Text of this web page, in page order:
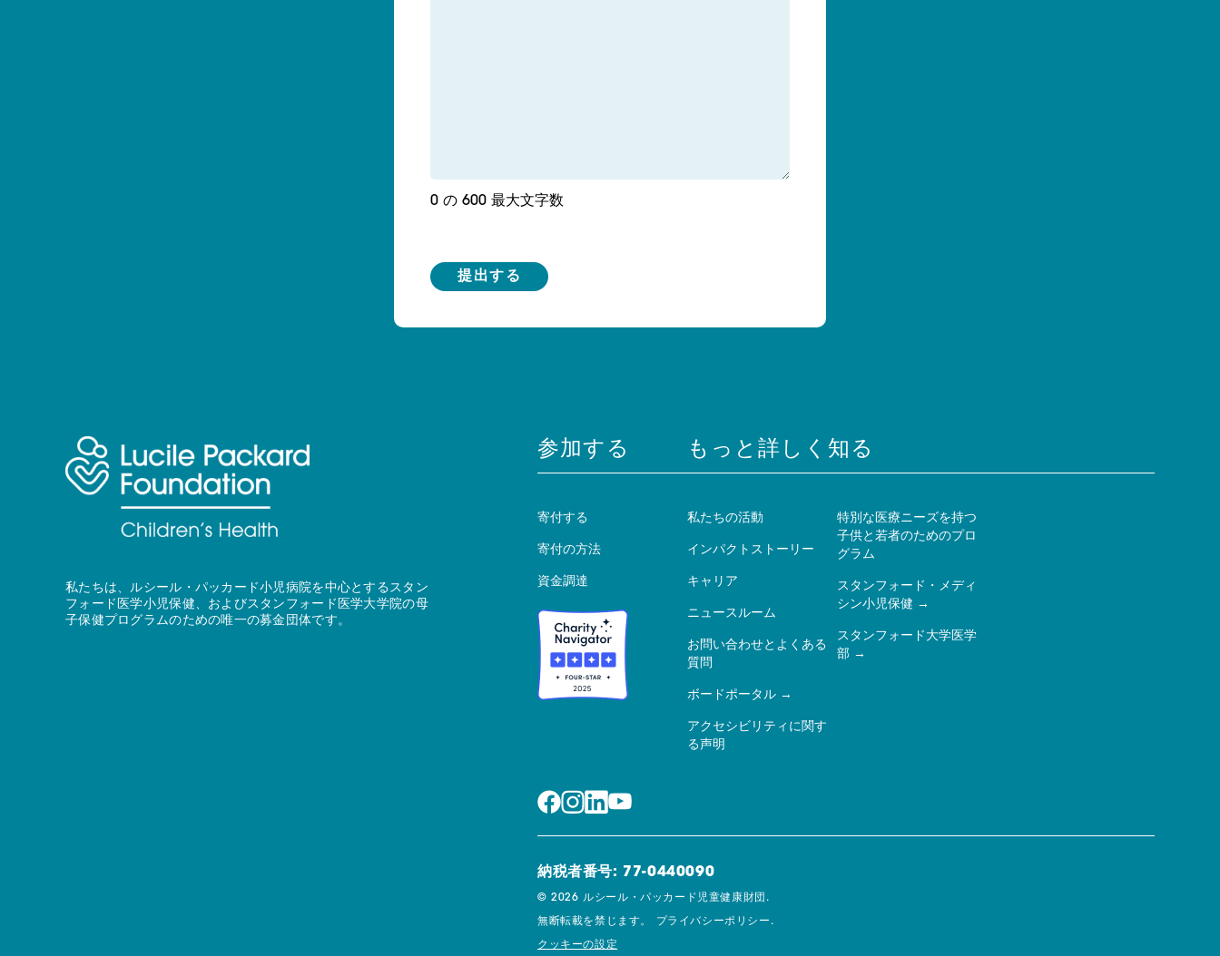
0 の 600 最大文字数
私たちは、ルシール・パッカード小児病院を中心とするスタン
フォード医学小児保健、およびスタンフォード医学大学院の母
子保健プログラムのための唯一の募金団体です。
参加する
寄付する
寄付の方法
資金調達
もっと詳しく知る
私たちの活動
インパクトストーリー
キャリア
ニュースルーム
お問い合わせとよくある
質問
ボードポータル
アクセシビリティに関す
る声明
特別な医療ニーズを持つ
子供と若者のためのプロ
グラム
スタンフォード・メディ
シン小児保健
スタンフォード大学医学
部
納税者番号: 77-0440090
© 2026 ルシール・パッカード児童健康財団.
無断転載を禁じます。 プライバシーポリシー.
クッキーの設定